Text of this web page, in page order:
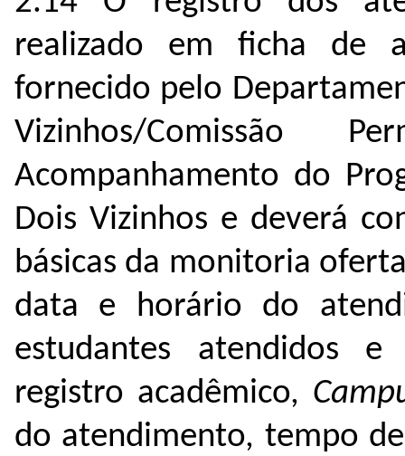
realizado em ficha de
fornecido pelo
Vizinhos/Comissão
Acompanhamento do
Dois Vizinhos e deverá
básicas da monitoria
data e horário do
estudantes atendidos
registro acadêmico,
do atendimento, tempo